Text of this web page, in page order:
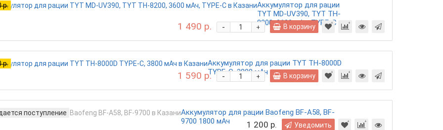
р.
Аккумулятор для рации
TYT MD-UV390, TYT TH-
8200, 3600 мАч, TYPE-C
1 490 р. +
- В корзину
р.
Аккумулятор для рации TYT TH-8000D
TYPE-C, 3800 мАч
1 590 р. +
- В корзину
поступление
Аккумулятор для рации Baofeng BF-A58, BF-
9700 1800 мАч
1 200 р. Уведомить